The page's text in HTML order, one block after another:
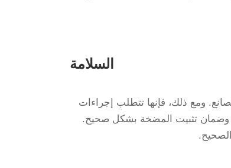
السلامة
ومع ذلك، فإنها تتطلب إجراءات
وضمان تثبيت المضخة بشكل صحيح.